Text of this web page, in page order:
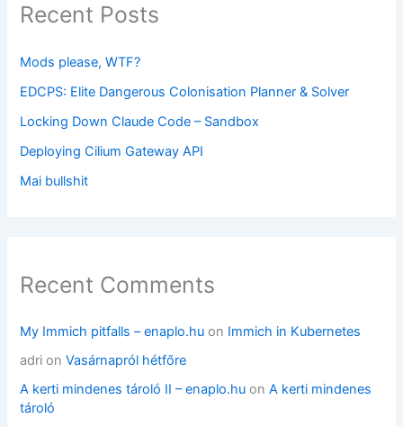
Recent Posts
Mods please, WTF?
EDCPS: Elite Dangerous Colonisation Planner & Solver
Locking Down Claude Code – Sandbox
Deploying Cilium Gateway API
Mai bullshit
Recent Comments
My Immich pitfalls – enaplo.hu on Immich in Kubernetes
adri onVasárnapról hétfőre
A kerti mindenes tároló II – enaplo.hu onA kerti mindenes
tároló